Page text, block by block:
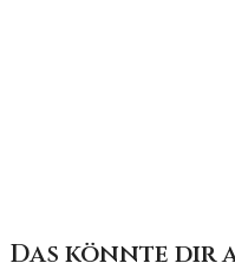
Das könnte dir